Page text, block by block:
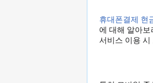
휴대폰결제 현
에 대해 알아
서비스 이용 시